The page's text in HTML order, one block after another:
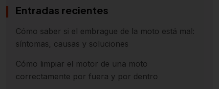
Entradas recientes
Cómo saber si el embrague de la moto está mal:
síntomas, causas y soluciones
Cómo limpiar el motor de una moto
correctamente por fuera y por dentro